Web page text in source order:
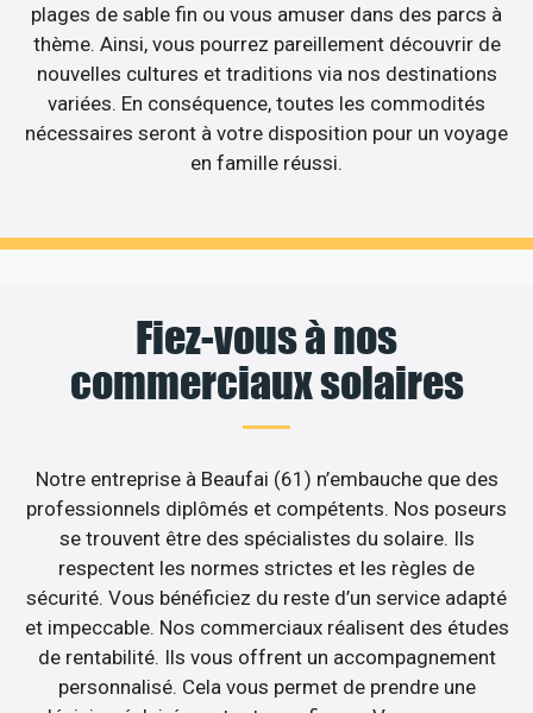
plages de sable fin ou vous amuser dans des parcs à
thème. Ainsi, vous pourrez pareillement découvrir de
nouvelles cultures et traditions via nos destinations
variées. En conséquence, toutes les commodités
nécessaires seront à votre disposition pour un voyage
en famille réussi.
Fiez-vous à nos
commerciaux solaires
Notre entreprise à Beaufai (61) n’embauche que des
professionnels diplômés et compétents. Nos poseurs
se trouvent être des spécialistes du solaire. Ils
respectent les normes strictes et les règles de
sécurité. Vous bénéficiez du reste d’un service adapté
et impeccable. Nos commerciaux réalisent des études
de rentabilité. Ils vous offrent un accompagnement
personnalisé. Cela vous permet de prendre une